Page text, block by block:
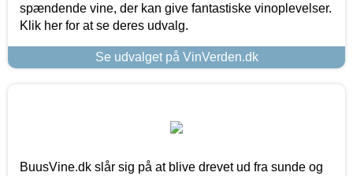
spændende vine, der kan give fantastiske vinoplevelser.
Klik her for at se deres udvalg.
Se udvalget på VinVerden.dk
BuusVine.dk slår sig på at blive drevet ud fra sunde og